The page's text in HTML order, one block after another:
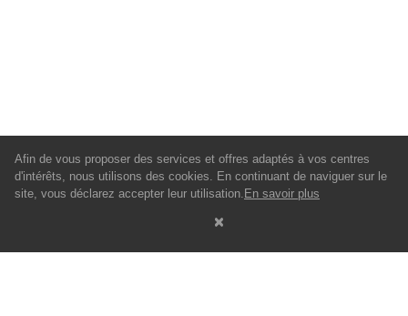
Afin de vous proposer des services et offres adaptés à vos centres
d'intérêts, nous utilisons des cookies. En continuant de naviguer sur le
site, vous déclarez accepter leur utilisation. En savoir plus